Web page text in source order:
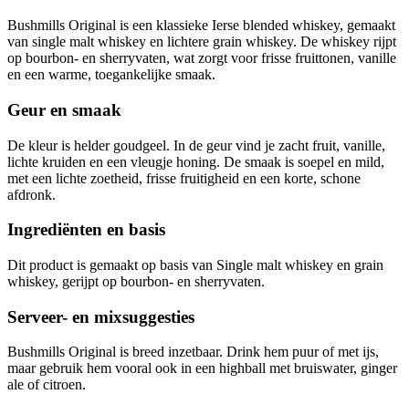
Bushmills Original is een klassieke Ierse blended whiskey, gemaakt
van single malt whiskey en lichtere grain whiskey. De whiskey rijpt
op bourbon- en sherryvaten, wat zorgt voor frisse fruittonen, vanille
en een warme, toegankelijke smaak.
Geur en smaak
De kleur is helder goudgeel. In de geur vind je zacht fruit, vanille,
lichte kruiden en een vleugje honing. De smaak is soepel en mild,
met een lichte zoetheid, frisse fruitigheid en een korte, schone
afdronk.
Ingrediënten en basis
Dit product is gemaakt op basis van Single malt whiskey en grain
whiskey, gerijpt op bourbon- en sherryvaten.
Serveer- en mixsuggesties
Bushmills Original is breed inzetbaar. Drink hem puur of met ijs,
maar gebruik hem vooral ook in een highball met bruiswater, ginger
ale of citroen.